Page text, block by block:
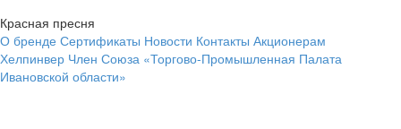
Красная пресня
О бренде Сертификаты Новости Контакты Акционерам
Хелпинвер Член Союза «Торгово-Промышленная Палата
Ивановской области»